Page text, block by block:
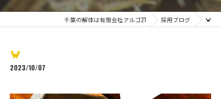
千葉の解体は有限会社アルゴ21 採用ブログ 🦀
🦀
2023/10/07